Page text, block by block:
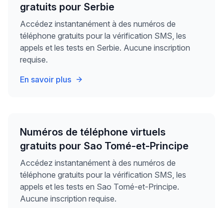
gratuits pour Serbie
Accédez instantanément à des numéros de
téléphone gratuits pour la vérification SMS, les
appels et les tests en Serbie. Aucune inscription
requise.
En savoir plus
Numéros de téléphone virtuels
gratuits pour Sao Tomé-et-Principe
Accédez instantanément à des numéros de
téléphone gratuits pour la vérification SMS, les
appels et les tests en Sao Tomé-et-Principe.
Aucune inscription requise.